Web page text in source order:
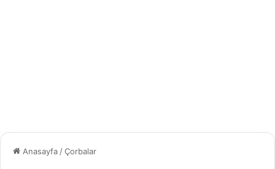
Anasayfa /Çorbalar